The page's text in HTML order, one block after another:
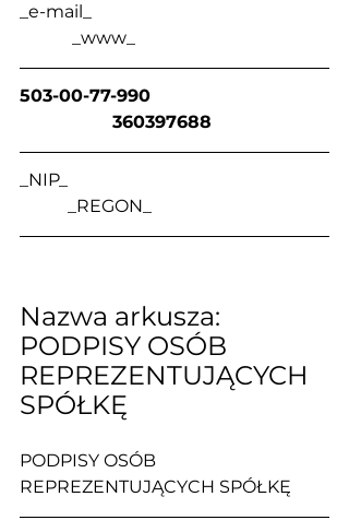
_e-mail_
            _www_
503-00-77-990
                 360397688
_NIP_
           _REGON_
Nazwa arkusza:
PODPISY OSÓB
REPREZENTUJĄCYCH
SPÓŁKĘ
PODPISY OSÓB
REPREZENTUJĄCYCH SPÓŁKĘ